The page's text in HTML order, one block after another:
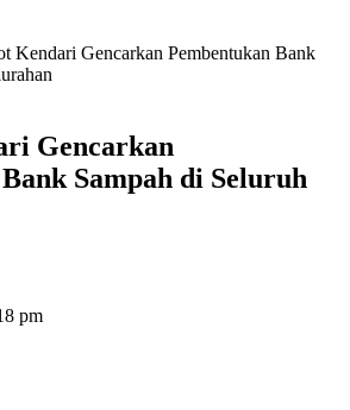
Kendari Gencarkan Pembentukan Bank
Gencarkan
Sampah di Seluruh
pm